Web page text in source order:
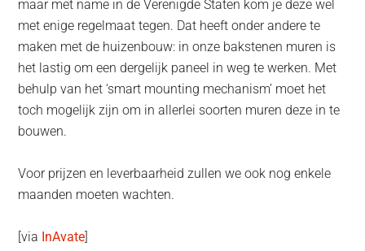
maar met name in de Verenigde Staten kom je deze wel
met enige regelmaat tegen. Dat heeft onder andere te
maken met de huizenbouw: in onze bakstenen muren is
het lastig om een dergelijk paneel in weg te werken. Met
behulp van het ‘smart mounting mechanism’ moet het
toch mogelijk zijn om in allerlei soorten muren deze in te
bouwen.
Voor prijzen en leverbaarheid zullen we ook nog enkele
maanden moeten wachten.
[via InAvate]